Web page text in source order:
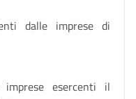
dalle imprese di
esercenti il